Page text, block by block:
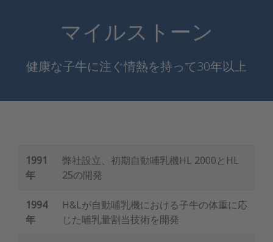
マイルストーン
健康な子牛に注ぐ情熱を持って30年以上
1991
年
弊社設立、初期自動哺乳機HL 2000とHL
25の開発
1994
年
H&Lが自動哺乳機における子牛の体重に応
じた哺乳量割当技術を開発